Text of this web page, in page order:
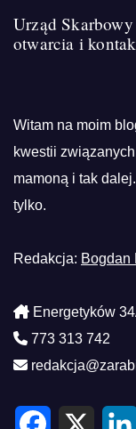
Urząd
otwarcia i
Witam na moim
kwestii
mamoną i tak
tylko.
Redakcja: Bogdan
Energetyków
773 313 742
F
X